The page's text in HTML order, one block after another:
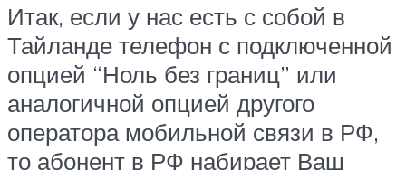
Итак, если у нас есть с собой в
Тайланде телефон с подключенной
опцией “Ноль без границ” или
аналогичной опцией другого
оператора мобильной связи в РФ,
то абонент в РФ набирает Ваш